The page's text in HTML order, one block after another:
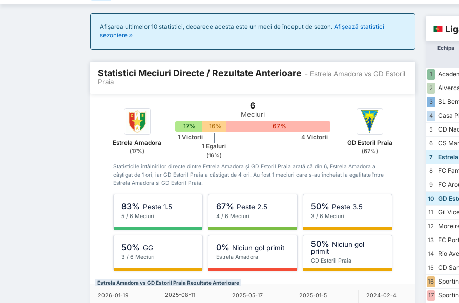
Afișarea ultimelor 10 statistici, deoarece acesta este un meci de început de sezon. Afișează statistici
sezoniere
Statistici Meciuri Directe / Rezultate Anterioare - Estrela Amadora vs GD Estoril
Praia
Estrela Amadora
(17%)
6
Meciuri
17% 16% 67%
1 Victorii
1 Egaluri
(16%)
4 Victorii
GD Estoril Praia
(67%)
Statisticile întâlnirilor directe dintre Estrela Amadora și GD Estoril Praia arată că din 6, Estrela Amadora a
câștigat de 1 ori, iar GD Estoril Praia a câștigat de 4 ori. Au fost 1 meciuri care s-au încheiat la egalitate între
Estrela Amadora și GD Estoril Praia.
83% Peste 1.5
5 / 6 Meciuri
67% Peste 2.5
4 / 6 Meciuri
50% Peste 3.5
3 / 6 Meciuri
50% GG
3 / 6 Meciuri
0% Niciun gol primit
Estrela Amadora
50% Niciun gol
primit
GD Estoril Praia
Estrela Amadora vs GD Estoril Praia Rezultate Anterioare
2026-01-19 2025-08-11 2025-05-17 2025-01-5 2024-02-4 2023-
Echipa
1
2
3
SL
4
Casa
5
CD
6
CS
7
8
FC
9
FC
10 GD
11
Gil
12
13
FC
14
Rio
15
CD
16
17